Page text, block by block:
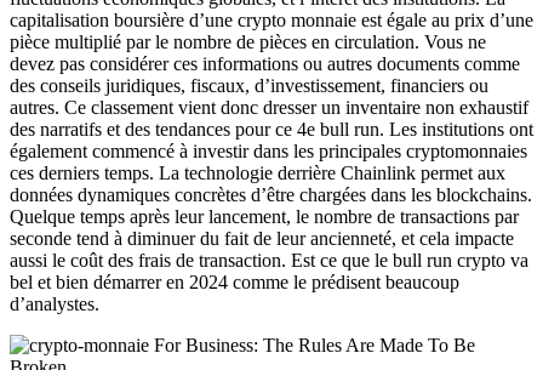
capitalisation boursière d’une crypto monnaie est égale au prix d’une
pièce multiplié par le nombre de pièces en circulation. Vous ne
devez pas considérer ces informations ou autres documents comme
des conseils juridiques, fiscaux, d’investissement, financiers ou
autres. Ce classement vient donc dresser un inventaire non exhaustif
des narratifs et des tendances pour ce 4e bull run. Les institutions ont
également commencé à investir dans les principales cryptomonnaies
ces derniers temps. La technologie derrière Chainlink permet aux
données dynamiques concrètes d’être chargées dans les blockchains.
Quelque temps après leur lancement, le nombre de transactions par
seconde tend à diminuer du fait de leur ancienneté, et cela impacte
aussi le coût des frais de transaction. Est ce que le bull run crypto va
bel et bien démarrer en 2024 comme le prédisent beaucoup
d’analystes.